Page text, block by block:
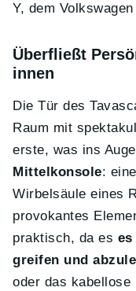
Y, dem
Überfließt
innen
Die Tür des
Raum mit
erste, was ins
Mittelkonsole:
Wirbelsäule eines
provokantes
praktisch, da es
greifen und
oder das kabellose